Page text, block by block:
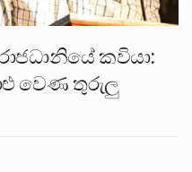
කවියා:
වෙණ තුරුලු